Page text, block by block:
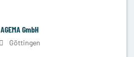
AGEMA GmbH
Göttingen